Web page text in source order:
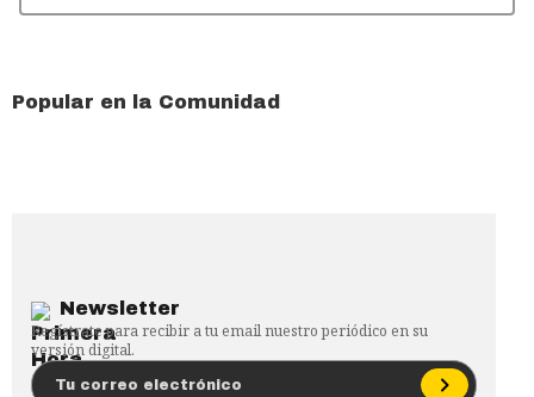
Popular en la Comunidad
Newsletter
Regístrate para recibir a tu email nuestro periódico en su
versión digital.